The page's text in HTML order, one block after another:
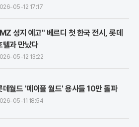
05-12 17:17
성지 예고" 베르디 첫 한국 전시, 롯데
텔과 만났다
05-12 13:22
데월드 '메이플 월드' 용사들 10만 돌파
05-11 18:54